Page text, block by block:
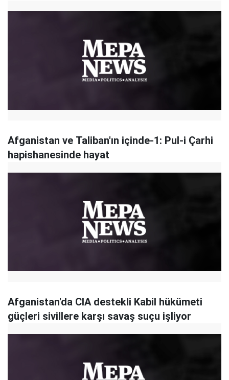
Afganistan ve Taliban'ın içinde-1: Pul-i Çarhi
hapishanesinde hayat
Afganistan'da CIA destekli Kabil hükümeti
güçleri sivillere karşı savaş suçu işliyor